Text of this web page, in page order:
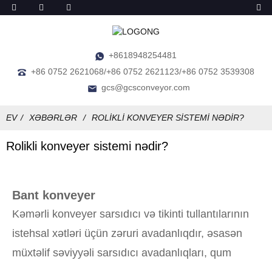
+8618948254481
+86 0752 2621068/+86 0752 2621123/+86 0752 3539308
gcs@gcsconveyor.com
EV XƏBƏRLƏR ROLIKLI KONVEYER SISTEMI NƏDIR?
Rolikli konveyer sistemi nədir?
Bant konveyer
Kəmərli konveyer sarsıdıcı və tikinti tullantılarının
istehsal xətləri üçün zəruri avadanlıqdır, əsasən
müxtəlif səviyyəli sarsıdıcı avadanlıqları, qum